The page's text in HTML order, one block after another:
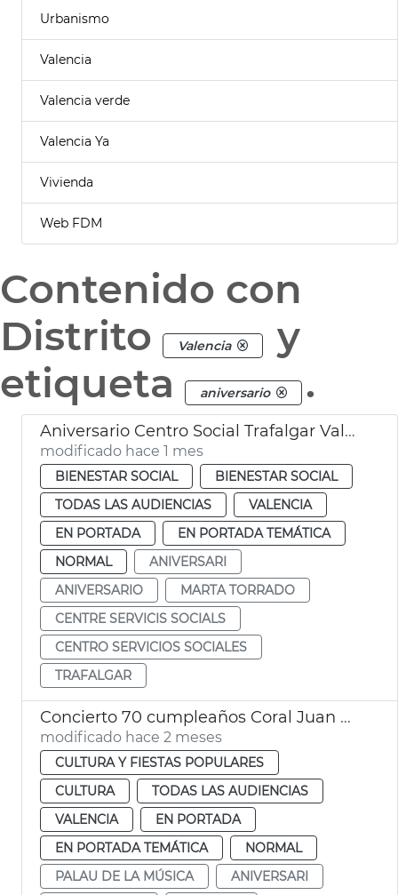
Urbanismo
Valencia
Valencia verde
Valencia Ya
Vivienda
Web FDM
Contenido con
Distrito
Valencia
y
etiqueta
aniversario .
Aniversario Centro Social Trafalgar València
modificado hace 1 mes
BIENESTAR SOCIAL
BIENESTAR SOCIAL
TODAS LAS AUDIENCIAS
VALENCIA
EN PORTADA
EN PORTADA TEMÁTICA
NORMAL
ANIVERSARI
ANIVERSARIO
MARTA TORRADO
CENTRE SERVICIS SOCIALS
CENTRO SERVICIOS SOCIALES
TRAFALGAR
Concierto 70 cumpleaños Coral Juan Bautista Comes València
modificado hace 2 meses
CULTURA Y FIESTAS POPULARES
CULTURA
TODAS LAS AUDIENCIAS
VALENCIA
EN PORTADA
EN PORTADA TEMÁTICA
NORMAL
PALAU DE LA MÚSICA
ANIVERSARI